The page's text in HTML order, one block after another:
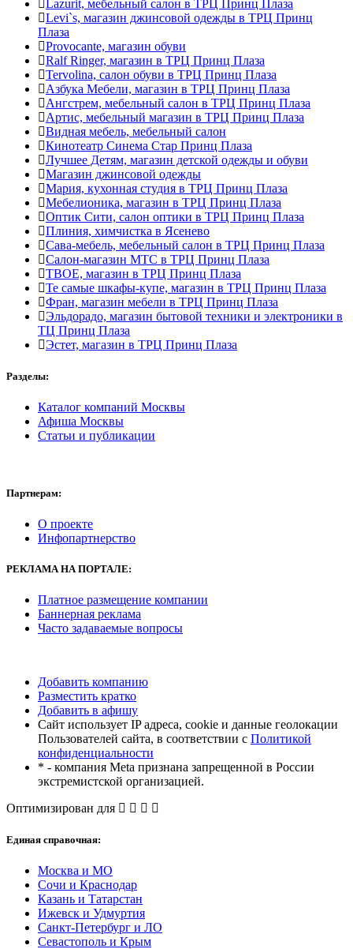
Lazurit, мебельный салон в ТРЦ Принц Плаза
Levi`s, магазин джинсовой одежды в ТРЦ Принц
Плаза
Provocante, магазин обуви
Ralf Ringer, магазин в ТРЦ Принц Плаза
Tervolina, салон обуви в ТРЦ Принц Плаза
Азбука Мебели, магазин в ТРЦ Принц Плаза
Ангстрем, мебельный салон в ТРЦ Принц Плаза
Артис, мебельный магазин в ТРЦ Принц Плаза
Видная мебель, мебельный салон
Кинотеатр Синема Стар Принц Плаза
Лучшее Детям, магазин детской одежды и обуви
Магазин джинсовой одежды
Мария, кухонная студия в ТРЦ Принц Плаза
Мебелионика, магазин в ТРЦ Принц Плаза
Оптик Сити, салон оптики в ТРЦ Принц Плаза
Плиния, химчистка в Ясенево
Сава-мебель, мебельный салон в ТРЦ Принц Плаза
Салон-магазин МТС в ТРЦ Принц Плаза
ТВОЕ, магазин в ТРЦ Принц Плаза
Те самые шкафы-купе, магазин в ТРЦ Принц Плаза
Фран, магазин мебели в ТРЦ Принц Плаза
Эльдорадо, магазин бытовой техники и электроники в
ТЦ Принц Плаза
Эстет, магазин в ТРЦ Принц Плаза
Разделы:
Каталог компаний Москвы
Афиша Москвы
Статьи и публикации
Партнерам:
О проекте
Инфопартнерство
РЕКЛАМАНА ПОРТАЛЕ:
Платное размещение компании
Баннерная реклама
Часто задаваемые вопросы
Добавить компанию
Разместить кратко
Добавить в афишу
Сайт использует IP адреса, cookie и данные геолокации
Пользователей сайта, в соответствии с Политикой
конфиденциальности
* - компания Meta признана запрещенной в России
экстремистской организацией.
Оптимизирован для
Единая справочная:
Москва и МО
Сочи и Краснодар
Казань и Татарстан
Ижевск и Удмуртия
Санкт-Петербург и ЛО
Севастополь и Крым